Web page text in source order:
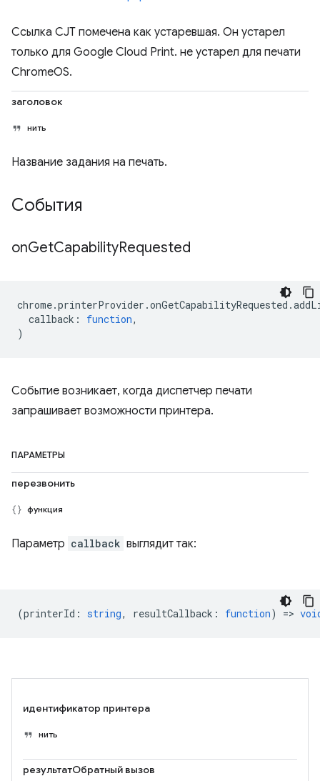
Ссылка CJT помечена как устаревшая. Он устарел
только для Google Cloud Print. не устарел для печати
ChromeOS.
заголовок
нить
Название задания на печать.
События
onGetCapabilityRequested
chrome.printerProvider .onGetCapabilityRequested .
callback : function,
)
Событие возникает, когда диспетчер печати
запрашивает возможности принтера.
ПАРАМЕТРЫ
перезвонить
функция
Параметр callback выглядит так:
(printerId : string, resultCallback : function) =>
идентификатор принтера
нить
результатОбратный вызов